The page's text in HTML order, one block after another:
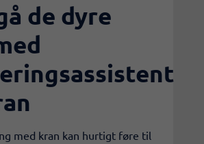
de dyre
med kran kan hurtigt føre til